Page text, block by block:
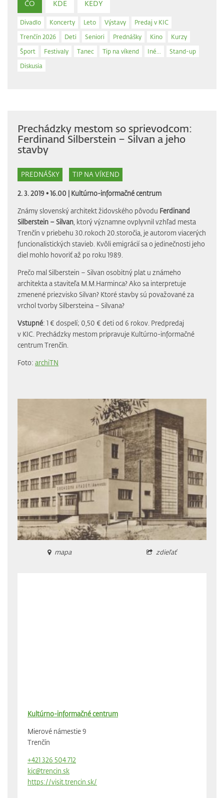
ČO KDE KEDY
Divadlo Koncerty Leto Výstavy
Predaj v KIC
Trenčín 2026
Deti Seniori Prednášky Kino
Kurzy
Šport
Festivaly Tanec Tip na víkend Iné...
Stand-up
Diskusia
Prechádzky mestom so sprievodcom:
Ferdinand Silberstein – Silvan a jeho
stavby
PREDNÁŠKY TIP NA VÍKEND
2. 3. 2019 • 16.00 | Kultúrno-informačné centrum
Známy slovenský architekt židovského pôvodu Ferdinand
Silberstein – Silvan , ktorý významne ovplyvnil vzhľad mesta
Trenčín v priebehu 30.rokoch 20.storočia, je autorom viacerých
funcionalistických stavieb. Kvôli emigrácií sa o jedinečnosti jeho
diel mohlo hovoriť až po roku 1989.
Prečo mal Silberstein – Silvan osobitný plat u známeho
architekta a staviteľa M.M.Harminca? Ako sa interpretuje
zmenené priezvisko Silvan? Ktoré stavby sú považované za
vrchol tvorby Silbersteina – Silvana?
Vstupné: 1 € dospelí; 0,50 € deti od 6 rokov. Predpredaj
v KIC. Prechádzky mestom pripravuje Kultúrno-informačné
centrum Trenčín.
Foto: archiTN
mapa zdieľať
Kultúrno-informačné centrum
Mierové námestie 9
Trenčín
+421 326 504 712
kic@trencin.sk
https://visit.trencin.sk/